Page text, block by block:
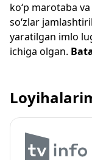
ko‘p marotaba
so‘zlar
yaratilgan imlo
ichiga olgan.